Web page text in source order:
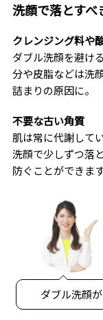
洗顔で落とすべ
クレンジング料や
ダブル洗顔を避け
分や皮脂などは洗
詰まりの原因に。
不要な古い角質
肌は常に代謝して
洗顔で少しずつ落
防ぐことができます
ダブル洗顔